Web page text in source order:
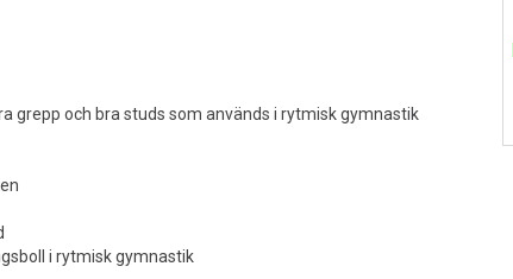
grepp och bra studs som används i rytmisk gymnastik
i rytmisk gymnastik